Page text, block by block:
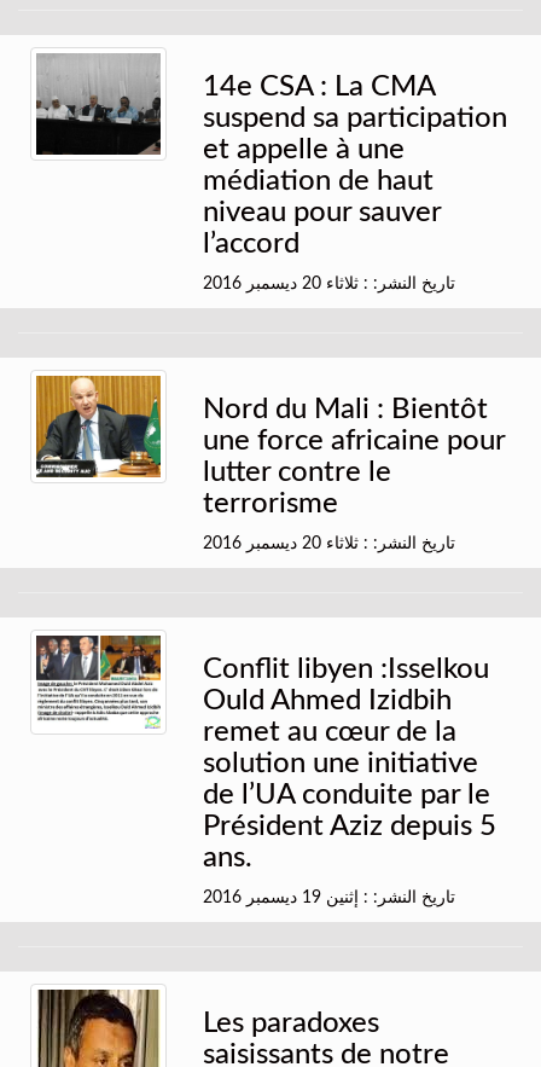
14e CSA : La CMA
suspend sa participation
et appelle à une
médiation de haut
niveau pour sauver
l’accord
تاريخ النشر: : ثلاثاء 20 ديسمبر 2016
Nord du Mali : Bientôt
une force africaine pour
lutter contre le
terrorisme
تاريخ النشر: : ثلاثاء 20 ديسمبر 2016
Conflit libyen :Isselkou
Ould Ahmed Izidbih
remet au cœur de la
solution une initiative
de l’UA conduite par le
Président Aziz depuis 5
ans.
تاريخ النشر: : إثنين 19 ديسمبر 2016
Les paradoxes
saisissants de notre